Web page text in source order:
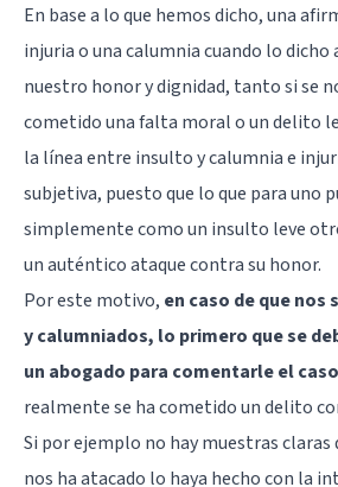
En base a lo que hemos dicho, una
injuria o una calumnia cuando lo
nuestro honor y dignidad, tanto si se
cometido una falta moral o un delito
la línea entre insulto y calumnia e
subjetiva, puesto que lo que para uno
simplemente como un insulto leve
un auténtico ataque contra su honor.
Por este motivo, en caso de que
y calumniados, lo primero que se
un abogado para comentarle el caso
realmente se ha cometido un delito
Si por ejemplo no hay muestras claras
nos ha atacado lo haya hecho con la